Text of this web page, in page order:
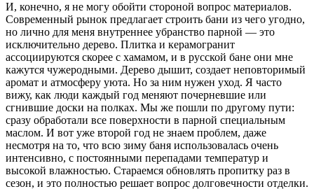
И, конечно, я не могу обойти стороной вопрос материалов.
Современный рынок предлагает строить бани из чего угодно,
но лично для меня внутреннее убранство парной — это
исключительно дерево. Плитка и керамогранит
ассоциируются скорее с хамамом, и в русской бане они мне
кажутся чужеродными. Дерево дышит, создает неповторимый
аромат и атмосферу уюта. Но за ним нужен уход. Я часто
вижу, как люди каждый год меняют почерневшие или
сгнившие доски на полках. Мы же пошли по другому пути:
сразу обработали все поверхности в парной специальным
маслом. И вот уже второй год не знаем проблем, даже
несмотря на то, что всю зиму баня использовалась очень
интенсивно, с постоянными перепадами температур и
высокой влажностью. Стараемся обновлять пропитку раз в
сезон, и это полностью решает вопрос долговечности отделки.